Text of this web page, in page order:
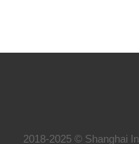
2018-2025 © Shanghai